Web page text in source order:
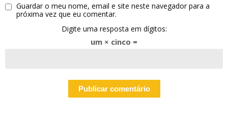
Guardar o meu nome, email e site neste navegador para a
próxima vez que eu comentar.
Digite uma resposta em dígitos:
um × cinco =